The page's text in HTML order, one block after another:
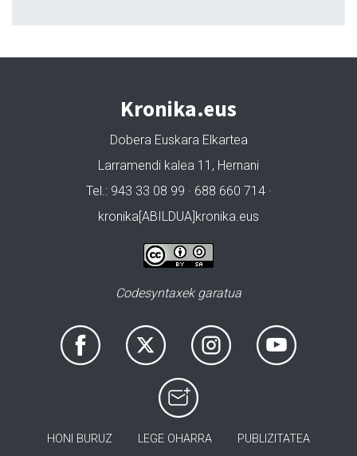
Kronika.eus
Dobera Euskara Elkartea
Larramendi kalea 11, Hernani
Tel.: 943 33 08 99 · 688 660 714 ·
kronika[ABILDUA]kronika.eus
Codesyntaxek garatua
HONI BURUZ LEGE OHARRA PUBLIZITATEA